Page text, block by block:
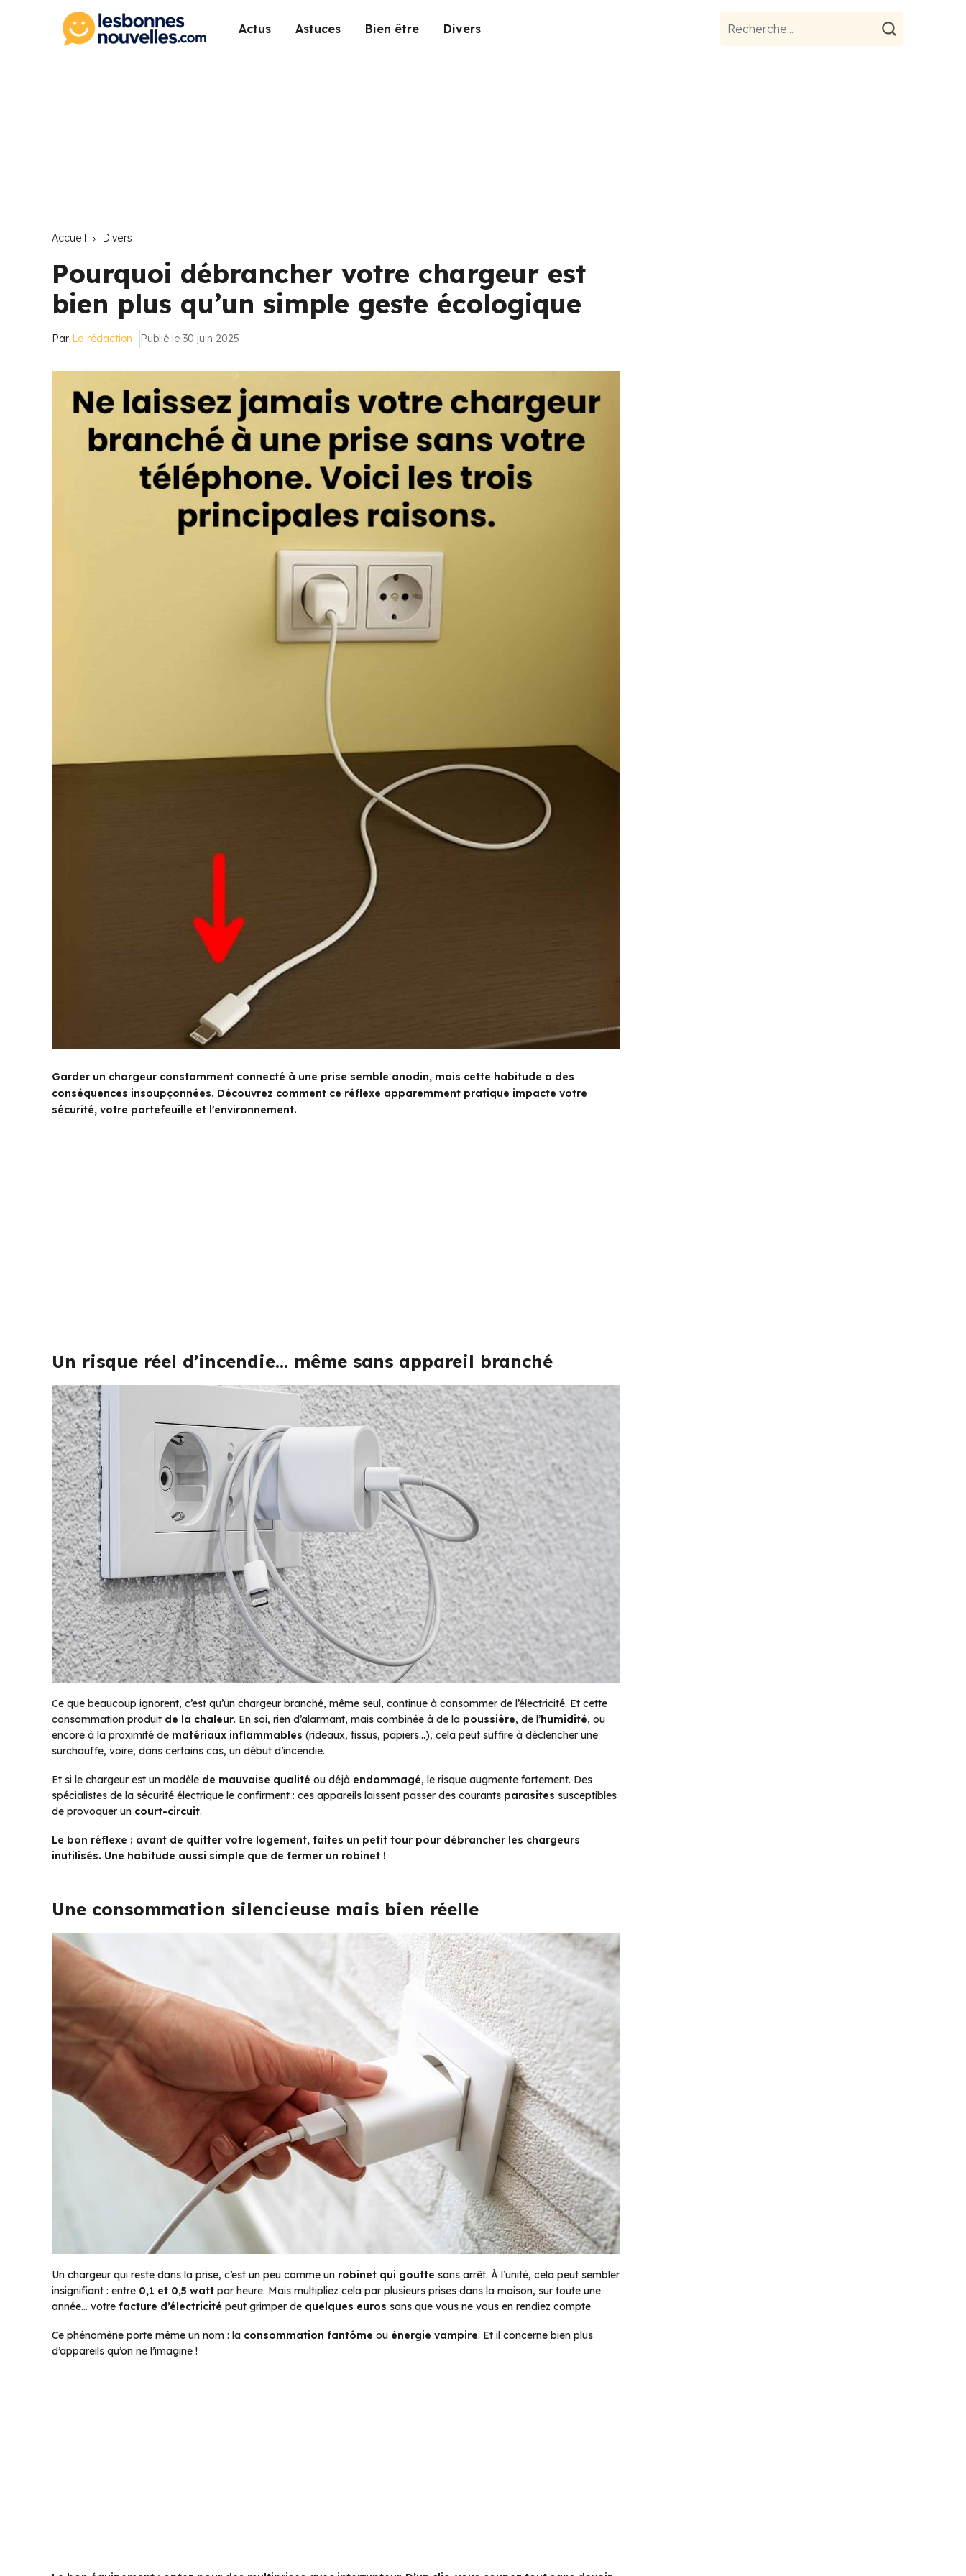
Actus Astuces Bien être Divers
Accueil Divers
Pourquoi débrancher votre chargeur est
bien plus qu’un simple geste écologique
Par La rédaction Publié le 30 juin 2025
Garder un chargeur constamment connecté à une prise semble anodin, mais cette habitude a des
conséquences insoupçonnées. Découvrez comment ce réflexe apparemment pratique impacte votre
sécurité, votre portefeuille et l'environnement.
Un risque réel d’incendie… même sans appareil branché
Ce que beaucoup ignorent, c’est qu’un chargeur branché, même seul, continue à consommer de l’électricité. Et cette
consommation produit de la chaleur. En soi, rien d’alarmant, mais combinée à de la poussière, de l’humidité, ou
encore à la proximité de matériaux inflammables (rideaux, tissus, papiers…), cela peut suffire à déclencher une
surchauffe, voire, dans certains cas, un début d’incendie.
Et si le chargeur est un modèle de mauvaise qualité ou déjà endommagé, le risque augmente fortement. Des
spécialistes de la sécurité électrique le confirment : ces appareils laissent passer des courants parasites susceptibles
de provoquer un court-circuit.
Le bon réflexe : avant de quitter votre logement, faites un petit tour pour débrancher les chargeurs
inutilisés. Une habitude aussi simple que de fermer un robinet !
Une consommation silencieuse mais bien réelle
Un chargeur qui reste dans la prise, c’est un peu comme un robinet qui goutte sans arrêt. À l’unité, cela peut sembler
insignifiant : entre 0,1 et 0,5 watt par heure. Mais multipliez cela par plusieurs prises dans la maison, sur toute une
année… votre facture d’électricité peut grimper de quelques euros sans que vous ne vous en rendiez compte.
Ce phénomène porte même un nom : la consommation fantôme ou énergie vampire. Et il concerne bien plus
d’appareils qu’on ne l’imagine !